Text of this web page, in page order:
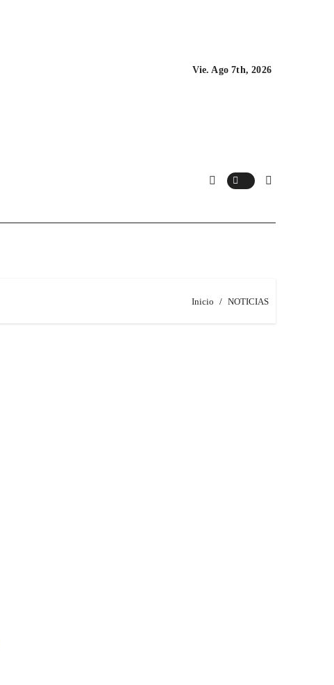
Vie. Ago 7th, 2026
Inicio NOTICIAS